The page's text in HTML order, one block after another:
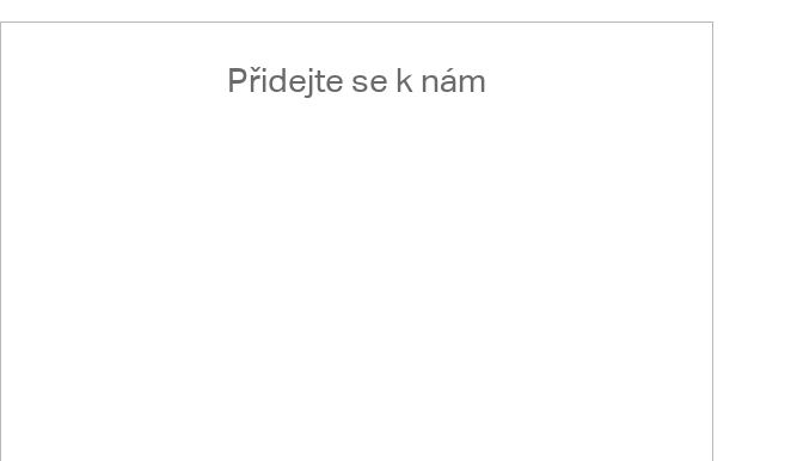
Přidejte se k nám